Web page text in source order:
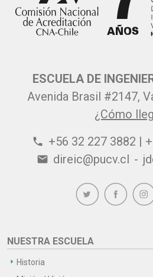
ESCUELA DE
Avenida Brasil #2147,
¿Cómo
phone +56 32 227 3882 |
email direic@pucv.cl -
NUESTRA ESCUELA
Historia